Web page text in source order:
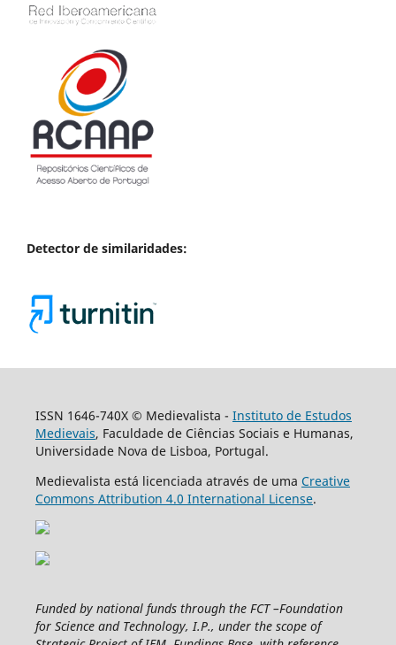
Detector de similaridades:
ISSN 1646-740X © Medievalista - Instituto de Estudos
Medievais, Faculdade de Ciências Sociais e Humanas,
Universidade Nova de Lisboa, Portugal.
Medievalista está licenciada através de uma Creative
Commons Attribution 4.0 International License.
Funded by national funds through the FCT –Foundation
for Science and Technology, I.P., under the scope of